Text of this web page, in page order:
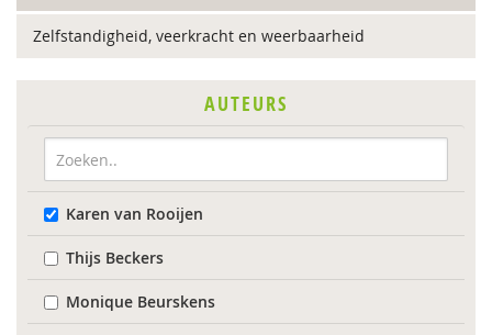
Zelfstandigheid, veerkracht en weerbaarheid
AUTEURS
Karen van Rooijen
Thijs Beckers
Monique Beurskens